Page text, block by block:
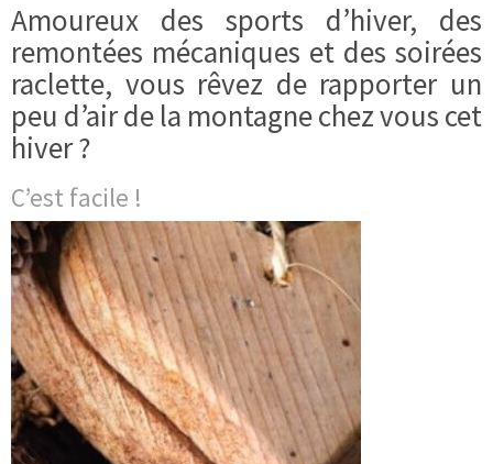
Amoureux des sports d’hiver, des
remontées mécaniques et des soirées
raclette, vous rêvez de rapporter un
peu d’air de la montagne chez vous cet
hiver ?
C’est facile !